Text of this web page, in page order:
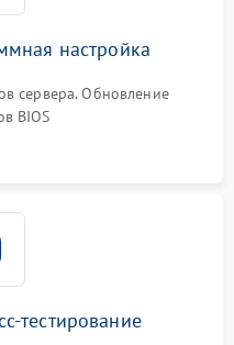
настройка
сервера. Обновление
BIOS
тестирование